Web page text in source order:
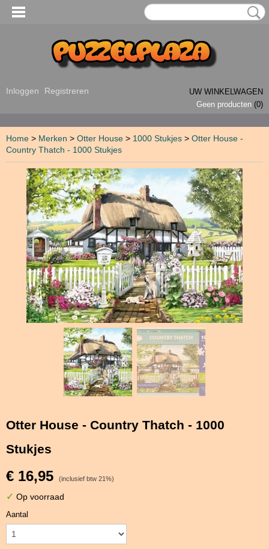
Inloggen Registreren
UW WINKELWAGEN
Geen producten (0)
Home > Merken > Otter House > 1000 Stukjes > Otter House -
Country Thatch - 1000 Stukjes
Otter House - Country Thatch - 1000
Stukjes
€ 16,95 (inclusief btw 21%)
✓ Op voorraad
Aantal